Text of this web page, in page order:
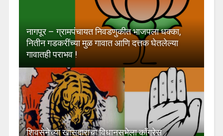
नागपूर – ग्रामपंचायत निवडणुकीत भाजपला धक्का,
नितीन गडकरींच्या मुळ गावात आणि दत्तक घेतलेल्या
गावातही पराभव !
शिवसेनेच्या खासदाराचा विधानसभेला काँग्रेस